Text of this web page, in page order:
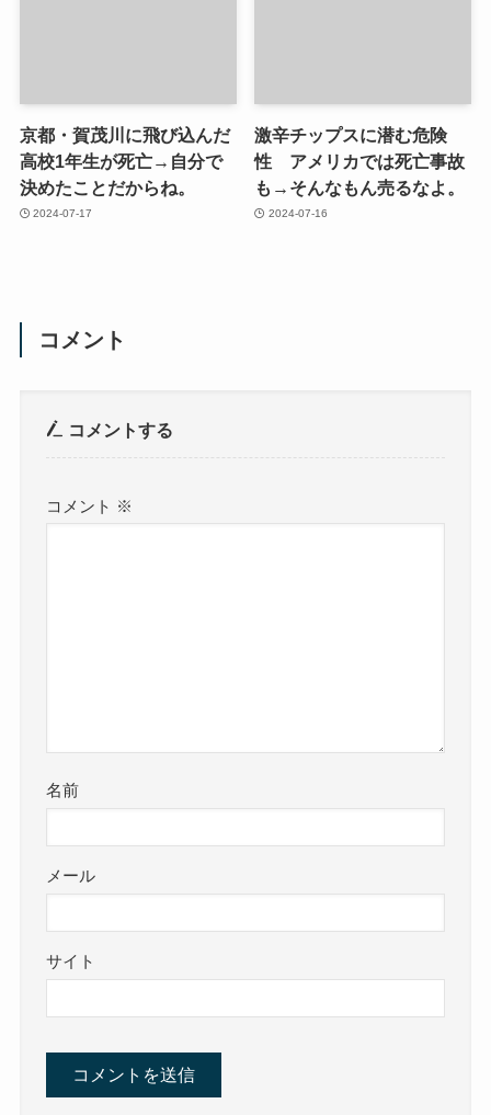
京都・賀茂川に飛び込んだ
高校1年生が死亡→自分で
決めたことだからね。
2024-07-17
激辛チップスに潜む危険
性 アメリカでは死亡事故
も→そんなもん売るなよ。
2024-07-16
コメント
コメントする
コメント ※
名前
メール
サイト